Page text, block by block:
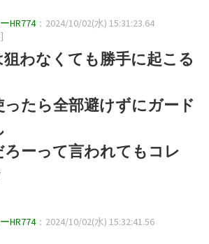
HR774：2024/10/02(水) 15:31:23.64
わなくても勝手に起こる
たら全部避けずにガード
ーって言われてもコレ
HR774：2024/10/02(水) 15:32:41.56